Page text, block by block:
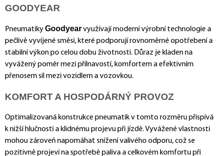
GOODYEAR
PneumatikyGoodyearvyužívají moderní výrobní technologie a
pečlivě vyvíjené směsi, které podporují rovnoměrné opotřebení a
stabilní výkon po celou dobu životnosti. Důraz je kladen na
vyvážený poměr mezi přilnavostí, komfortem a efektivním
přenosem sil mezi vozidlem a vozovkou.
KOMFORT A HOSPODÁRNÝ PROVOZ
Optimalizovaná konstrukce pneumatik v tomto rozměru přispívá
k nižší hlučnosti a klidnému projevu při jízdě. Vyvážené vlastnosti
mohou zároveň napomáhat snížení valivého odporu, což se
pozitivně projeví na spotřebě paliva a celkovém komfortu při